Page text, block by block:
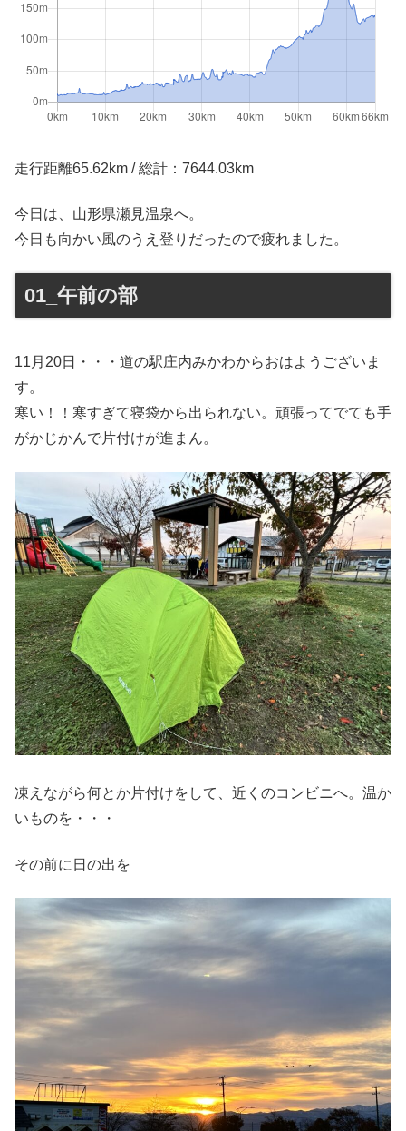
走行距離65.62km / 総計：7644.03km
今日は、山形県瀬見温泉へ。
今日も向かい風のうえ登りだったので疲れました。
01_午前の部
11月20日・・・道の駅庄内みかわからおはようございま
す。
寒い！！寒すぎて寝袋から出られない。頑張ってでても手
がかじかんで片付けが進まん。
凍えながら何とか片付けをして、近くのコンビニへ。温か
いものを・・・
その前に日の出を